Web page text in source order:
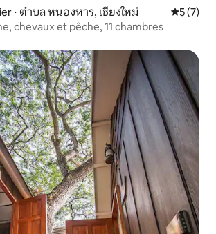
⋅ ตำบล หนองหาร, เชียงใหม่
5 (7)
chevaux et pêche, 11 chambres